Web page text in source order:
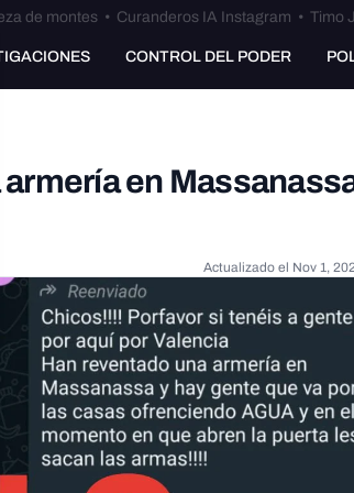
de montes• Curanderos IA Instagram • Timo
CONTROL DEL PODER
armería en
Actualizado el Nov 1,